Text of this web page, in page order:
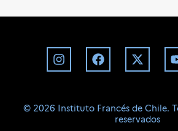
©️ 2026 Instituto Francés de Chile.
reservados